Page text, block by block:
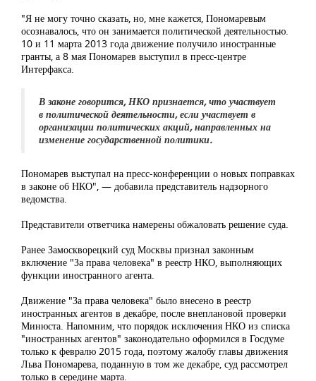
"Я не могу точно сказать, но, мне кажется, Пономаревым
осознавалось, что он занимается политической деятельностью.
10 и 11 марта 2013 года движение получило иностранные
гранты, а 8 мая Пономарев выступил в пресс-центре
Интерфакса.
В законе говорится, НКО признается, что участвует
в политической деятельности, если участвует в
организации политических акций, направленных на
изменение государственной политики.
Пономарев выступал на пресс-конференции о новых поправках
в законе об НКО", — добавила представитель надзорного
ведомства.
Представители ответчика намерены обжаловать решение суда.
Ранее Замоскворецкий суд Москвы признал законным
включение "За права человека" в реестр НКО, выполняющих
функции иностранного агента.
Движение "За права человека" было внесено в реестр
иностранных агентов в декабре, после внеплановой проверки
Минюста. Напомним, что порядок исключения НКО из списка
"иностранных агентов" законодательно оформился в Госдуме
только к февралю 2015 года, поэтому жалобу главы движения
Льва Пономарева, поданную в том же декабре, суд рассмотрел
только в середине марта.